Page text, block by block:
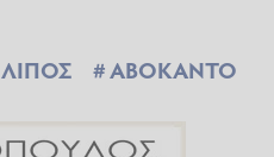
ΛΙΠΟΣ ΑΒΟΚΑΝΤΟ